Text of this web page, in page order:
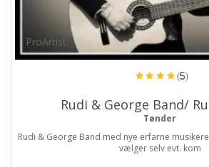
ProArtist
(5)
Rudi & George Band/
Tønder
Rudi & George Band med nye erfarne
vælger selv evt. kom